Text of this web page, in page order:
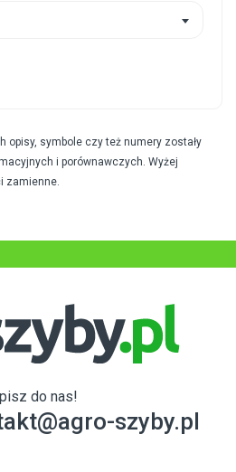
opisy, symbole czy też numery zostały
i porównawczych. Wyżej
zamienne.
do nas!
szyby.pl